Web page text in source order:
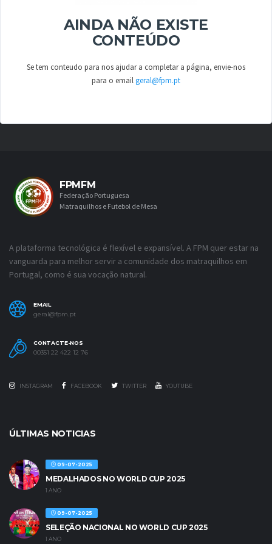
AINDA NÃO EXISTE
CONTEÚDO
Se tem conteudo para nos ajudar a completar a página, envie-nos
para o emailgeral@fpm.pt
FPMFM
Federação Portuguesa
Matraquilhos e Futebol de Mesa
A plataforma tecnológica é flexível e expansível. A FPM quer estar na
vanguarda para melhor servir a comunidade dos matraquilhos em
Portugal, como é sua vocação natural.
EMAIL
geral@fpm.pt
CONTACTE-NOS
00351 22 422 12 76
INSTAGRAM FACEBOOK TWITTER YOUTUBE
ÚLTIMAS NOTICIAS
09-07-2025
MEDALHADOS NO WORLD CUP 2025
1 ANO
09-07-2025
SELEÇÃO NACIONAL NO WORLD CUP 2025
1 ANO